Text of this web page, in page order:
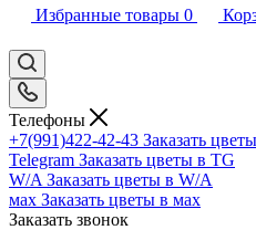
Избранные товары 0
Телефоны
+7(991)422-42-43 Заказать
Telegram Заказать цветы в TG
W/A Заказать цветы в W/A
мах Заказать цветы в мах
Заказать звонок